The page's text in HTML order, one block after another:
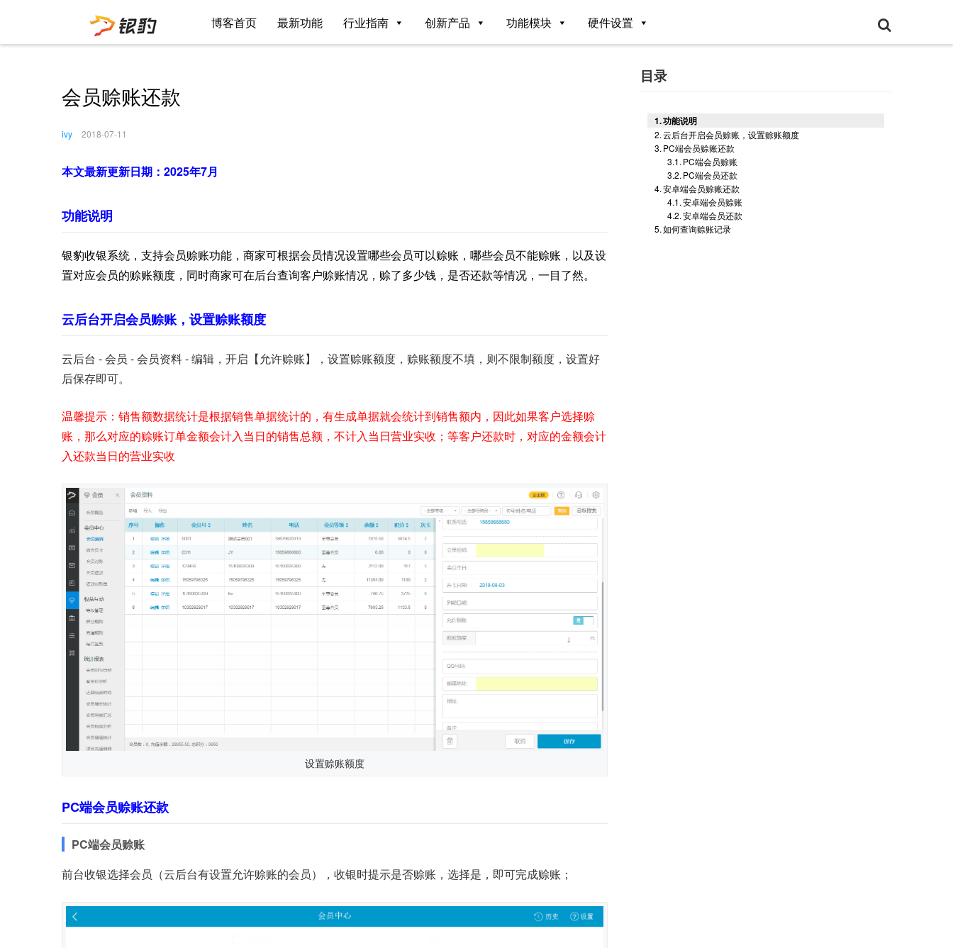
博客首页 最新功能 行业指南 创新产品 功能模块 硬件设置
会员赊账还款
ivy 2018-07-11
本文最新更新日期：2025年7月
功能说明
银豹收银系统，支持会员赊账功能，商家可根据会员情况设置哪些会员可以赊账，哪些会员不能赊账，以及设
置对应会员的赊账额度，同时商家可在后台查询客户赊账情况，赊了多少钱，是否还款等情况，一目了然。
云后台开启会员赊账，设置赊账额度
云后台 - 会员 - 会员资料 - 编辑，开启【允许赊账】，设置赊账额度，赊账额度不填，则不限制额度，设置好
后保存即可。
温馨提示：销售额数据统计是根据销售单据统计的，有生成单据就会统计到销售额内，因此如果客户选择赊
账，那么对应的赊账订单金额会计入当日的销售总额，不计入当日营业实收；等客户还款时，对应的金额会计
入还款当日的营业实收
设置赊账额度
PC端会员赊账还款
PC端会员赊账
前台收银选择会员（云后台有设置允许赊账的会员），收银时提示是否赊账，选择是，即可完成赊账；
目录
功能说明
云后台开启会员赊账，设置赊账额度
PC端会员赊账还款
PC端会员赊账
PC端会员还款
安卓端会员赊账还款
安卓端会员赊账
安卓端会员还款
如何查询赊账记录